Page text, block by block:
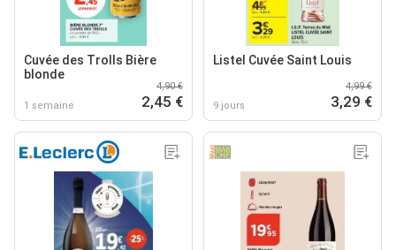
Cuvée des Trolls Bière
blonde
1 semaine
4,90 €
2,45 €
Listel Cuvée Saint Louis
9 jours
4,99 €
3,29 €